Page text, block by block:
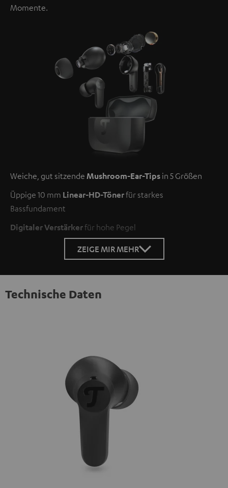
Momente.
Weiche, gut sitzende Mushroom-Ear-Tips in 5 Größen
Üppige 10 mm Linear-HD-Tönerfür starkes
Bassfundament
Digitaler Verstärkerfür hohe Pegel
ZEIGE MIR MEHR
Technische Daten